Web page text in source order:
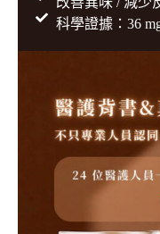
科學證據：36